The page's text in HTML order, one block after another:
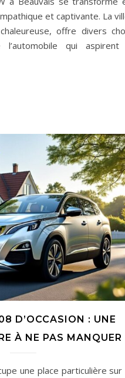
et captivante. La
offre divers
l’automobile qui
D’OCCASION : UNE
À NE PAS MANQUER
une place particulière sur